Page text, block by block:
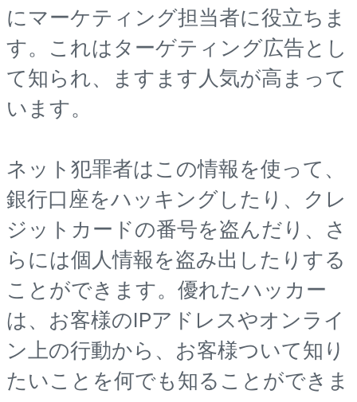
にマーケティング担当者に役立ちま
す。これはターゲティング広告とし
て知られ、ますます人気が高まって
います。
ネット犯罪者はこの情報を使って、
銀行口座をハッキングしたり、クレ
ジットカードの番号を盗んだり、さ
らには個人情報を盗み出したりする
ことができます。優れたハッカー
は、お客様のIPアドレスやオンライ
ン上の行動から、お客様ついて知り
たいことを何でも知ることができま